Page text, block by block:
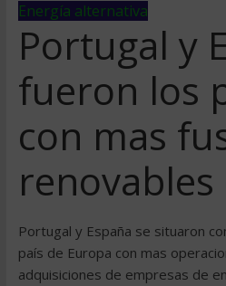
Energía alternativa
Portugal y
fueron los
con mas
renovables
Portugal y España se situaron
paí­s de Europa con mas
adquisiciones de empresas de